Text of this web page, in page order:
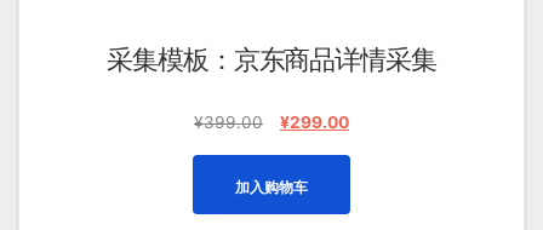
采集模板：京东商品详情采集
¥399.00
原
¥399.00。
¥299.00当
为：
加入购物车